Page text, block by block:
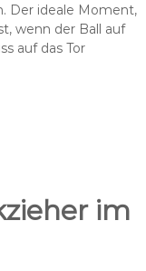
Der ideale Moment,
wenn der Ball auf
auf das Tor
im